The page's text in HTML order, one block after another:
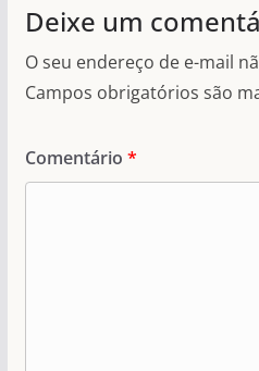
Deixe um
O seu endereço de e-mail
Campos obrigatórios são
Comentário *